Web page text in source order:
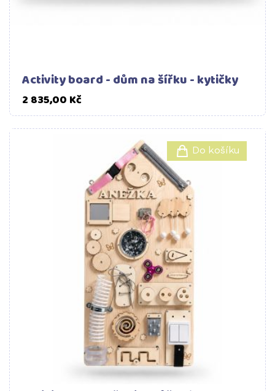
Activity board - dům na šířku - kytičky
2 835,00 KčCena
Do košíku